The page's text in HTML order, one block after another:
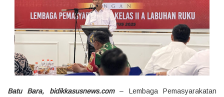
Batu Bara, bidikkasusnews.com– Lembaga Pemasyarakatan